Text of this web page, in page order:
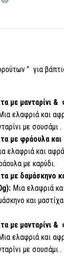
” για
με μανταρίνι
ελαφριά και
με σουσάμι .
με φράουλα
ελαφριά και
με καρύδι.
με δαμάσκηνο
Μια ελαφριά
και
με μανταρίνι
ελαφριά και
με σουσάμι .